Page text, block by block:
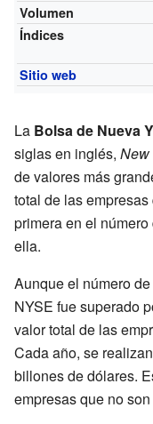
Volumen
Índices
Sitio web
La Bolsa de Nueva
siglas en inglés, New
de valores más
total de las
primera en el
ella.
Aunque el número
NYSE fue superado
valor total de las
Cada año, se
billones de dólares.
empresas que no